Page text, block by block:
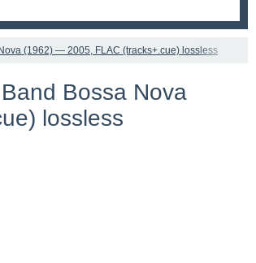
(1962) — 2005, FLAC (tracks+.cue) lossless
Bossa Nova
lossless